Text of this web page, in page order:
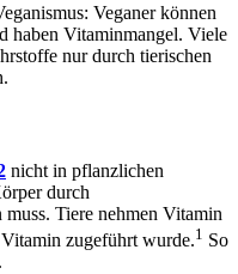
Veganer können
haben Vitaminmangel. Viele
nur durch tierischen
nicht in pflanzlichen
durch
Tiere nehmen Vitamin
zugeführt wurde.1 So